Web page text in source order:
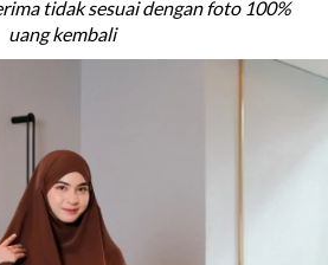
tidak sesuai dengan foto 100%
uang kembali